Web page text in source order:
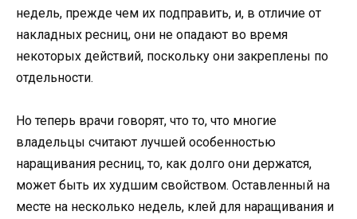
недель, прежде чем их подправить, и, в отличие от
накладных ресниц, они не опадают во время
некоторых действий, поскольку они закреплены по
отдельности.
Но теперь врачи говорят, что то, что многие
владельцы считают лучшей особенностью
наращивания ресниц, то, как долго они держатся,
может быть их худшим свойством. Оставленный на
месте на несколько недель, клей для наращивания и